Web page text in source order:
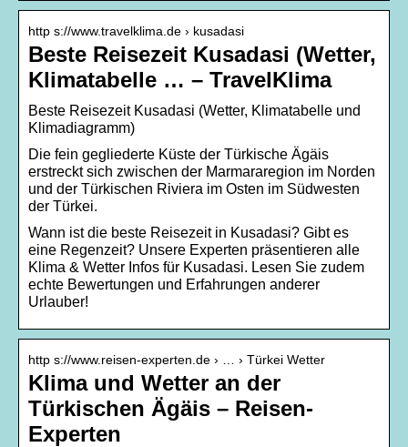
http s://www.travelklima.de › kusadasi
Beste Reisezeit Kusadasi (Wetter,
Klimatabelle … – TravelKlima
Beste Reisezeit Kusadasi (Wetter, Klimatabelle und
Klimadiagramm)
Die fein gegliederte Küste der Türkische Ägäis
erstreckt sich zwischen der Marmararegion im Norden
und der Türkischen Riviera im Osten im Südwesten
der Türkei.
Wann ist die beste Reisezeit in Kusadasi? Gibt es
eine Regenzeit? Unsere Experten präsentieren alle
Klima & Wetter Infos für Kusadasi. Lesen Sie zudem
echte Bewertungen und Erfahrungen anderer
Urlauber!
http s://www.reisen-experten.de › … › Türkei Wetter
Klima und Wetter an der
Türkischen Ägäis – Reisen-
Experten